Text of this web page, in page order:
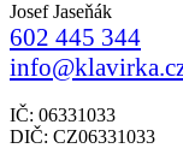
Josef Jaseňák
602 445 344
IČ: 06331033
DIČ: CZ06331033